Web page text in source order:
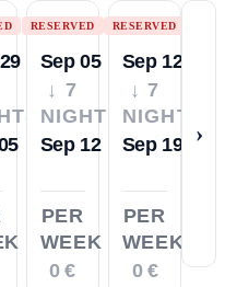
RESERVED
Sep 05
↓ 7
NIGHTS
Sep 12
PER
WEEK
0 €
RESERVED
Sep 12
↓ 7
NIGHTS
Sep 19
PER
WEEK
0 €
›